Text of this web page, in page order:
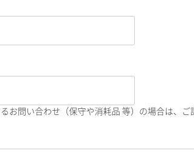
お問い合わせ（保守や消耗品 等）の場合は、ご